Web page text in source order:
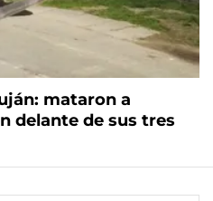
mataron a
delante de sus tres